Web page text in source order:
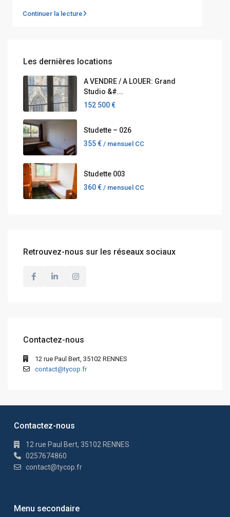
Continuer la lecture
Les dernières locations
A VENDRE / A LOUER: Grand
Studio &#...
152 500 €
Studette – 026
355 € / mensuel CC
Studette 003
360 € / mensuel CC
Retrouvez-nous sur les réseaux sociaux
Contactez-nous
12 rue Paul Bert, 35102 RENNES
contact@tycop.fr
Contactez-nous
12 rue Paul Bert, 35102 RENNES
0257674860
contact@tycop.fr
Menu secondaire